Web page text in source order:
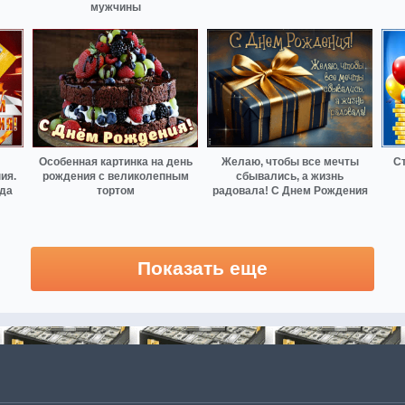
мужчины
Особенная картинка на день
рождения с великолепным
тортом
Желаю, чтобы все мечты
сбывались, а жизнь
радовала! С Днем Рождения
Показать еще